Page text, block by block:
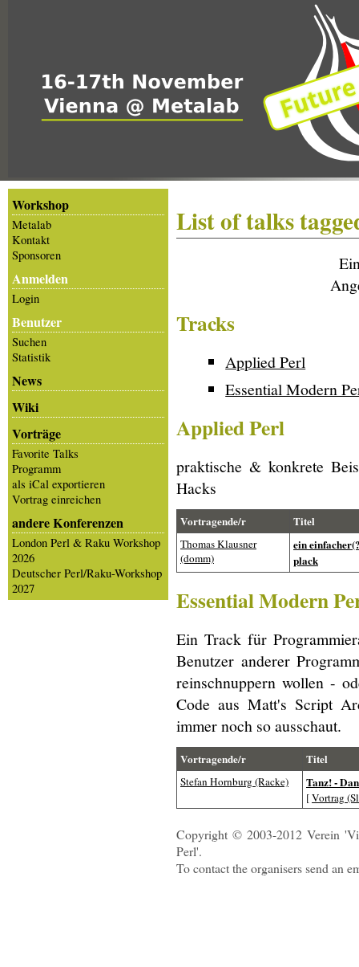
Workshop
Metalab
Kontakt
Sponsoren
Anmelden
Login
Benutzer
Suchen
Statistik
News
Wiki
Vorträge
Favorite Talks
Programm
als iCal exportieren
Vortrag einreichen
andere Konferenzen
London Perl & Raku Workshop
2026
Deutscher Perl/Raku-Workshop
2027
List of talks
Tracks
Applied Perl
Essential Modern
Applied Perl
praktische & konkrete
Hacks
Vortragende/r Titel
Thomas Klausner
(‎domm‎)
‎ein
plack‎
Essential Modern
Ein Track für
Benutzer anderer
reinschnuppern wollen -
Code aus Matt's Script
immer noch so ausschaut.
Vortragende/r Titel
Stefan Hornburg (‎Racke‎) ‎Tanz! -
[Vortrag
Copyright © 2003-2012 Verein
Perl'.
To contact the organisers send an